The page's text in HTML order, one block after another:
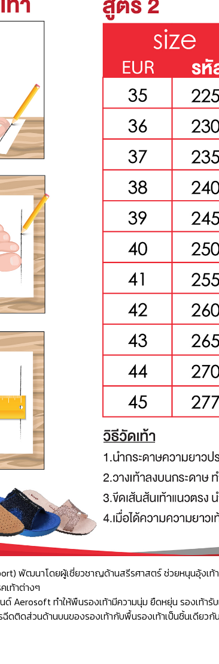
พัฒนาโดยผู้เชี่ยวชาญด้านสรีรศาสตร์ ช่วยหนุนอุ้งเ
เท้าต่างๆ
ทำให้พืนรองเท้ามีความนุ่ม ยืดหยุ่น รองเท้ารับ
ดติดส่วนด้านบนของรองเท้ากับพื้นรองเท้าเป็นชิ้นเดียวกัน